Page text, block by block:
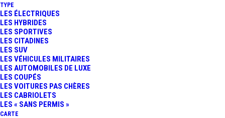
TYPE
LES ÉLECTRIQUES
LES HYBRIDES
LES SPORTIVES
LES CITADINES
LES SUV
LES VÉHICULES MILITAIRES
LES AUTOMOBILES DE LUXE
LES COUPÉS
LES VOITURES PAS CHÈRES
LES CABRIOLETS
LES « SANS PERMIS »
CARTE
une gestion fluide et efficace du trafic.
Pour visualiser les augmentations des
Gye
Afin d’assurer la sécurité et le bon fonctionnement du
passage des véhicules, une réglementation stricte est
mise en place. Les voies dédiées bénéficient d’une